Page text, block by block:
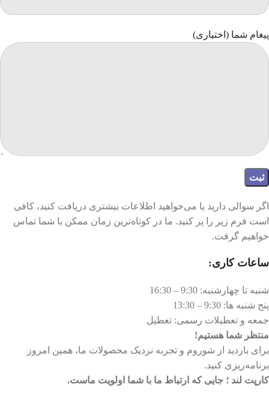
پیغام شما (اختیاری)
اگر سوالی دارید یا می‌خواهید اطلاعات بیشتری دریافت کنید، کافی
است فرم زیر را پر کنید. ما در کوتاه‌ترین زمان ممکن با شما تماس
خواهیم گرفت.
ساعات کاری:
شنبه تا چهارشنبه: 9:30 – 16:30
پنج شنبه ها: 9:30 – 13:30
جمعه و تعطیلات رسمی: تعطیل
منتظر شما هستیم!
برای بازدید از شوروم و تجربه نزدیک محصولات ما، همین امروز
برنامه‌ریزی کنید.
کارپت لند ؛ جایی که ارتباط ما با شما اولویت ماست.